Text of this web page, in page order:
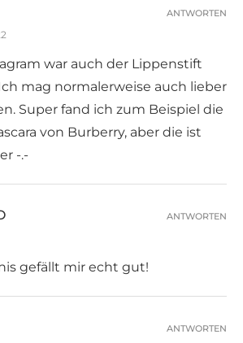
war auch der Lippenstift
mag normalerweise auch lieber
Super fand ich zum Beispiel die
von Burberry, aber die ist
-.-
ANTWORTEN
gefällt mir echt gut!
ANTWORTEN
ANTWORTEN